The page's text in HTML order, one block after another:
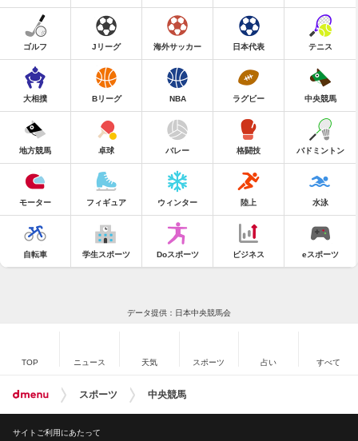
ゴルフ Jリーグ 海外サッカー 日本代表 テニス
大相撲 Bリーグ NBA ラグビー 中央競馬
地方競馬 卓球 バレー 格闘技 バドミントン
モーター フィギュア ウィンター 陸上 水泳
自転車 学生スポーツ Doスポーツ ビジネス eスポーツ
データ提供：日本中央競馬会
TOP ニュース 天気 スポーツ 占い すべて
スポーツ 中央競馬
サイトご利用にあたって